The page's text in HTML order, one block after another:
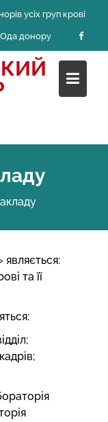
усіх груп крові
Ода донору
та її